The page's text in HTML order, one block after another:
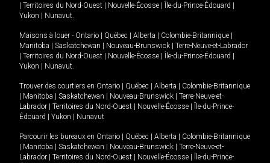
Territoires du Nord-Ouest Nouvelle-Écosse Île-du-Prince-Édouard
Yukon
Nunavut.
Maisons à louer - Ontario Québec Alberta Colombie-Britannique
Manitoba
Saskatchewan Nouveau-Brunswick
Terre-Neuve-et-Labrador
Territoires du Nord-Ouest Nouvelle-Écosse Île-du-Prince-Édouard
Yukon
Nunavut.
Trouver des courtiers en Ontario Québec Alberta
Colombie-Britannique
Manitoba Saskatchewan Nouveau-Brunswick
Terre-Neuve-et-
Labrador
Territoires du Nord-Ouest Nouvelle-Écosse
Île-du-Prince-
Édouard
Yukon Nunavut
Parcourir les bureaux en Ontario Québec Alberta
Colombie-Britannique
Manitoba Saskatchewan Nouveau-Brunswick
Terre-Neuve-et-
Labrador
Territoires du Nord-Ouest Nouvelle-Écosse
Île-du-Prince-